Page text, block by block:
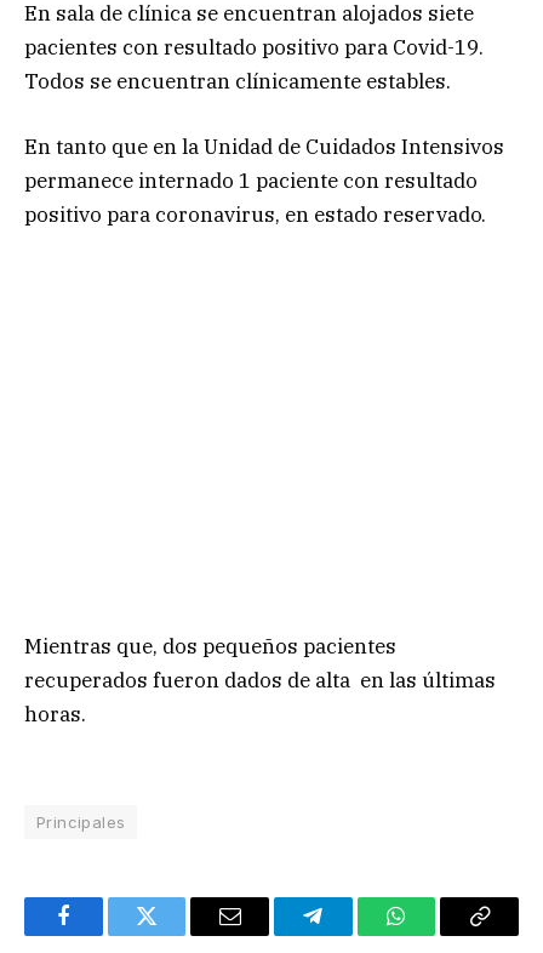
En sala de clínica se encuentran alojados siete
pacientes con resultado positivo para Covid-19.
Todos se encuentran clínicamente estables.
En tanto que en la Unidad de Cuidados Intensivos
permanece internado 1 paciente con resultado
positivo para coronavirus, en estado reservado.
Mientras que, dos pequeños pacientes
recuperados fueron dados de alta en las últimas
horas.
Principales
FacebookTwitter Email TelegramWhatsAppCopy